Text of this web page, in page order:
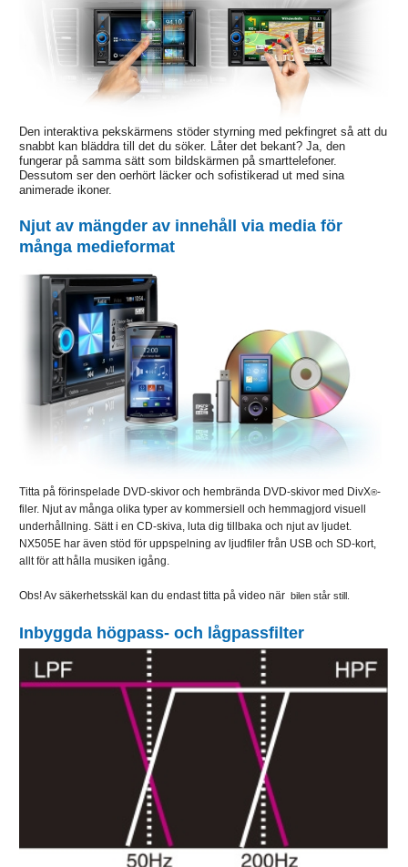
Den interaktiva pekskärmens stöder styrning med pekfingret så att du
snabbt kan bläddra till det du söker. Låter det bekant? Ja, den
fungerar på samma sätt som bildskärmen på smarttelefoner.
Dessutom ser den oerhört läcker och sofistikerad ut med sina
animerade ikoner.
Njut av mängder av innehåll via media för
många medieformat
Titta på förinspelade DVD-skivor och hembrända DVD-skivor med DivX®-
filer. Njut av många olika typer av kommersiell och hemmagjord visuell
underhållning. Sätt i en CD-skiva, luta dig tillbaka och njut av ljudet.
NX505E har även stöd för uppspelning av ljudfiler från USB och SD-kort,
allt för att hålla musiken igång.
Obs! Av säkerhetsskäl kan du endast titta på video när bilen står still.
Inbyggda högpass- och lågpassfilter